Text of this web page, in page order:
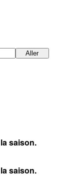
Aller
saison.
saison.